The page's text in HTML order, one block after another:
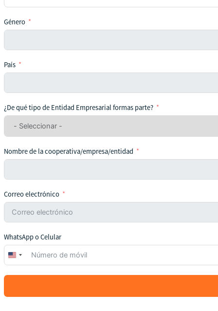
Género
País
¿De qué tipo de Entidad Empresarial formas parte?
Nombre de la cooperativa/empresa/entidad
Correo electrónico
WhatsApp o Celular
United
States
+1